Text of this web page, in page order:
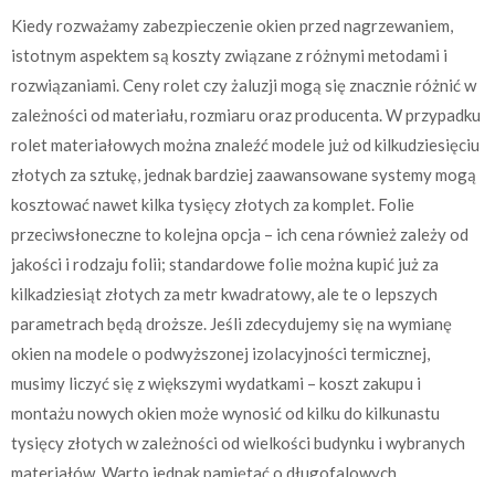
Kiedy rozważamy zabezpieczenie okien przed nagrzewaniem,
istotnym aspektem są koszty związane z różnymi metodami i
rozwiązaniami. Ceny rolet czy żaluzji mogą się znacznie różnić w
zależności od materiału, rozmiaru oraz producenta. W przypadku
rolet materiałowych można znaleźć modele już od kilkudziesięciu
złotych za sztukę, jednak bardziej zaawansowane systemy mogą
kosztować nawet kilka tysięcy złotych za komplet. Folie
przeciwsłoneczne to kolejna opcja – ich cena również zależy od
jakości i rodzaju folii; standardowe folie można kupić już za
kilkadziesiąt złotych za metr kwadratowy, ale te o lepszych
parametrach będą droższe. Jeśli zdecydujemy się na wymianę
okien na modele o podwyższonej izolacyjności termicznej,
musimy liczyć się z większymi wydatkami – koszt zakupu i
montażu nowych okien może wynosić od kilku do kilkunastu
tysięcy złotych w zależności od wielkości budynku i wybranych
materiałów. Warto jednak pamiętać o długofalowych